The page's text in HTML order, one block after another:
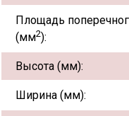
Площадь
(мм2):
Высота (мм):
Ширина (мм):